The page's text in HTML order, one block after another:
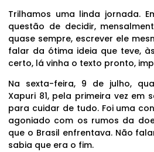
Trilhamos uma linda jornada.
questão de decidir,
quase sempre, escrever ele
falar da ótima ideia que teve,
certo, lá vinha o texto pronto,
Na sexta-feira, 9 de julho,
Xapuri 81, pela primeira vez em
para cuidar de tudo. Foi uma
agoniado com os rumos da
que o Brasil enfrentava. Não
sabia que era o fim.